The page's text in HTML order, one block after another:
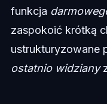
funkcja
zaspokoić krótką
ustrukturyzowane
ostatnio widziany